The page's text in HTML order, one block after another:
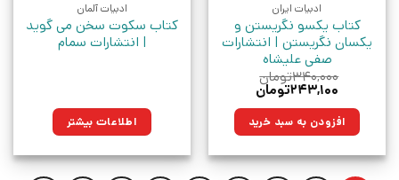
ادبیات ایران
کتاب یکسو نگریستن و
یکسان نگریستن | انتشارات
صفی علیشاه
۳۴۰,۰۰۰تومان
قیمت
۳۴۰,۰۰۰تومان
بود.
۲۴۳,۱۰۰تومان
۲۴۳,۱۰۰تومان.افزودن به سبد خرید
ادبیات آلمان
کتاب سکوت سخن می گوید
| انتشارات سمام
اطلاعات بیشتر